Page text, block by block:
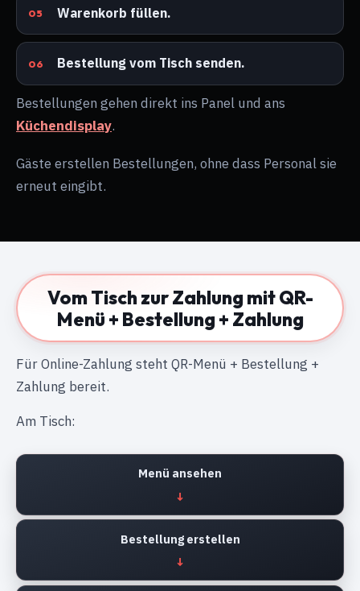
Warenkorb füllen.
Bestellung vom Tisch senden.
Bestellungen gehen direkt ins Panel und ans
Küchendisplay.
Gäste erstellen Bestellungen, ohne dass Personal sie
erneut eingibt.
Vom Tisch zur Zahlung mit QR-
Menü + Bestellung + Zahlung
Für Online-Zahlung steht QR-Menü + Bestellung +
Zahlung bereit.
Am Tisch:
Menü ansehen
Bestellung erstellen